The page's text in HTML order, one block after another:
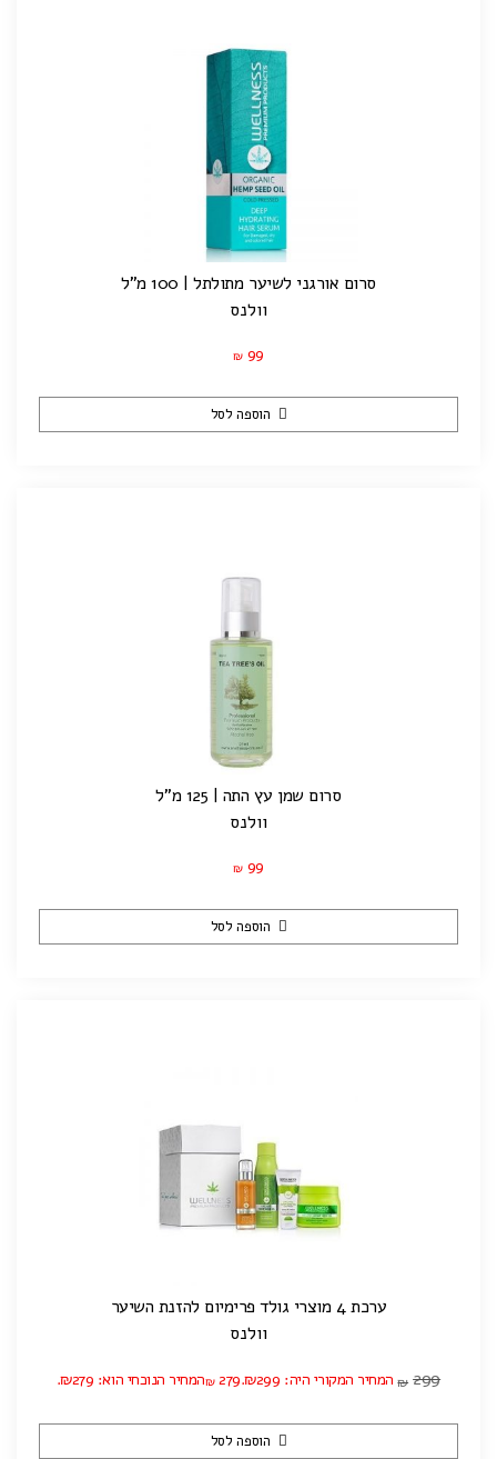
סרום אורגני לשיער מתולתל | 100 מ"ל
וולנס
₪ 99
הוספה לסל
סרום שמן עץ התה | 125 מ"ל
וולנס
₪ 99
הוספה לסל
ערכת 4 מוצרי גולד פרימיום להזנת השיער
וולנס
₪ 299 המחיר המקורי היה: ₪299. ₪ 279 המחיר הנוכחי הוא: ₪279.
הוספה לסל